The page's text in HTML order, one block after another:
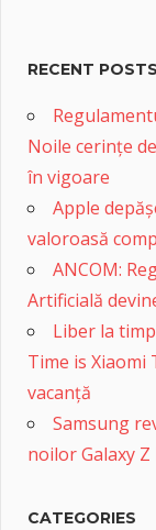
RECENT POSTS
Noile cerințe
în vigoare
Apple
valoroasă
ANCOM:
Artificială
Liber la
Time is Xiaomi
vacanță
Samsung
noilor Galaxy Z
CATEGORIES